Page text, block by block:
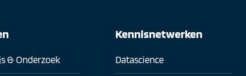
& Onderzoek
Kennisnetwerken
Datascience